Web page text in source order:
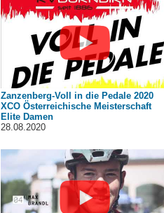
Zanzenberg-Voll in die Pedale 2020
XCO Österreichische Meisterschaft
Elite Damen
28.08.2020